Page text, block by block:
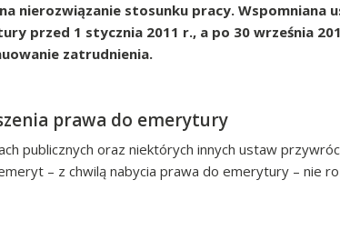
nierozwiązanie stosunku pracy. Wspomniana
przed 1 stycznia 2011 r., a po 30 września
zatrudnienia.
prawa do emerytury
publicznych oraz niektórych innych ustaw
– z chwilą nabycia prawa do emerytury – nie